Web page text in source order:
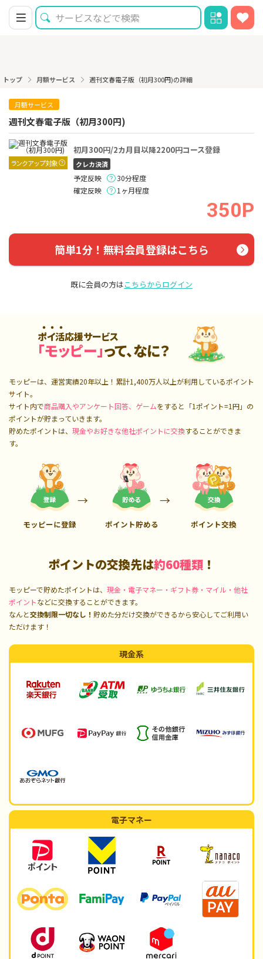
トップ 月額サービス 週刊文春電子版（初月300円)の詳細
月額サービス
週刊文春電子版（初月300円)
ランクアップ対象
初月300円/2カ月目以降2200円コース登録
クレカ決済
予定反映
30分程度
確定反映
1ヶ月程度
350P
簡単1分！無料会員登録はこちら
既に会員の方はこちらからログイン
ポイ活応援サービス
「モッピー」って、なに？
モッピーは、運営実績20年以上！累計1,400万人以上が利用しているポイント
サイト。
サイト内で商品購入やアンケート回答、ゲームをすると「1ポイント=1円」の
ポイントが貯まっていきます。
貯めたポイントは、 現金やお好きな他社ポイントに交換することができま
す。
モッピーに登録 ポイント貯める ポイント交換
ポイントの交換先は約60種類 ！
モッピーで貯めたポイントは、 現金・電子マネー・ギフト券・マイル・他社
ポイントなどに交換することができます。
なんと交換制限一切なし！ 貯めた分だけ交換ができるから安心してご利用い
ただけます！
現金系
電子マネー